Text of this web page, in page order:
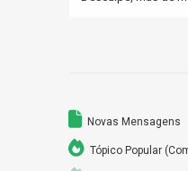
Novas Mensagens
Tópico Popular